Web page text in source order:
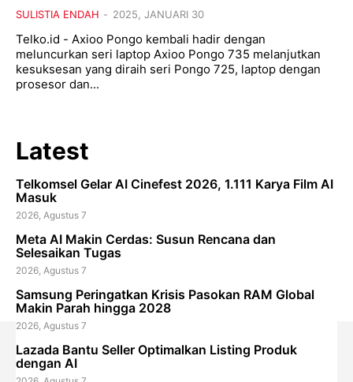
SULISTIA ENDAH - 2025, JANUARI 30
Telko.id - Axioo Pongo kembali hadir dengan
meluncurkan seri laptop Axioo Pongo 735 melanjutkan
kesuksesan yang diraih seri Pongo 725, laptop dengan
prosesor dan...
Latest
Telkomsel Gelar AI Cinefest 2026, 1.111 Karya Film AI
Masuk
2026, Agustus 7
Meta AI Makin Cerdas: Susun Rencana dan
Selesaikan Tugas
2026, Agustus 7
Samsung Peringatkan Krisis Pasokan RAM Global
Makin Parah hingga 2028
2026, Agustus 7
Lazada Bantu Seller Optimalkan Listing Produk
dengan AI